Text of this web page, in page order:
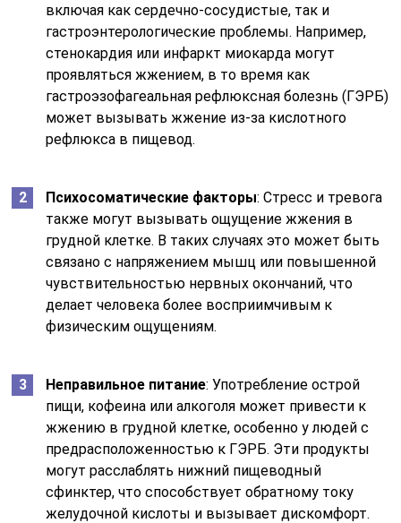
включая как сердечно-сосудистые, так и
гастроэнтерологические проблемы. Например,
стенокардия или инфаркт миокарда могут
проявляться жжением, в то время как
гастроэзофагеальная рефлюксная болезнь (ГЭРБ)
может вызывать жжение из-за кислотного
рефлюкса в пищевод.
Психосоматические факторы: Стресс и тревога
также могут вызывать ощущение жжения в
грудной клетке. В таких случаях это может быть
связано с напряжением мышц или повышенной
чувствительностью нервных окончаний, что
делает человека более восприимчивым к
физическим ощущениям.
Неправильное питание: Употребление острой
пищи, кофеина или алкоголя может привести к
жжению в грудной клетке, особенно у людей с
предрасположенностью к ГЭРБ. Эти продукты
могут расслаблять нижний пищеводный
сфинктер, что способствует обратному току
желудочной кислоты и вызывает дискомфорт.